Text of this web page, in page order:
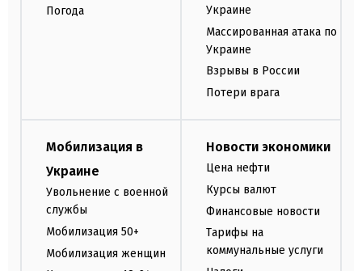
Погода
Украине
Массированная атака по
Украине
Взрывы в России
Потери врага
Мобилизация в
Украине
Увольнение с военной
службы
Мобилизация 50+
Мобилизация женщин
Новости экономики
Цена нефти
Курсы валют
Финансовые новости
Тарифы на
коммунальные услуги